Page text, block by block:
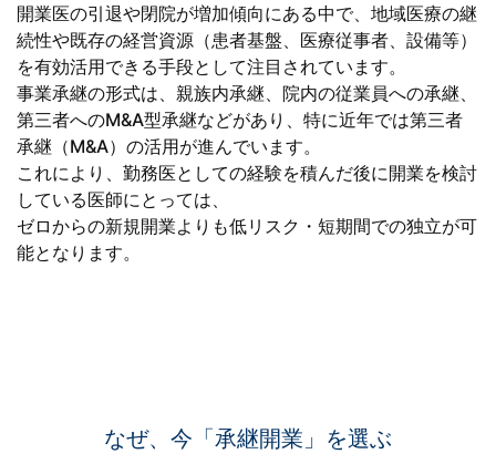
開業医の引退や閉院が増加傾向にある中で、地域医療の継
続性や既存の経営資源（患者基盤、医療従事者、設備等）
を有効活用できる手段として注目されています。
事業承継の形式は、親族内承継、院内の従業員への承継、
第三者へのM&A型承継などがあり、特に近年では第三者
承継（M&A）の活用が進んでいます。
これにより、勤務医としての経験を積んだ後に開業を検討
している医師にとっては、
ゼロからの新規開業よりも低リスク・短期間での独立が可
能となります。
なぜ、今「承継開業」を選ぶ